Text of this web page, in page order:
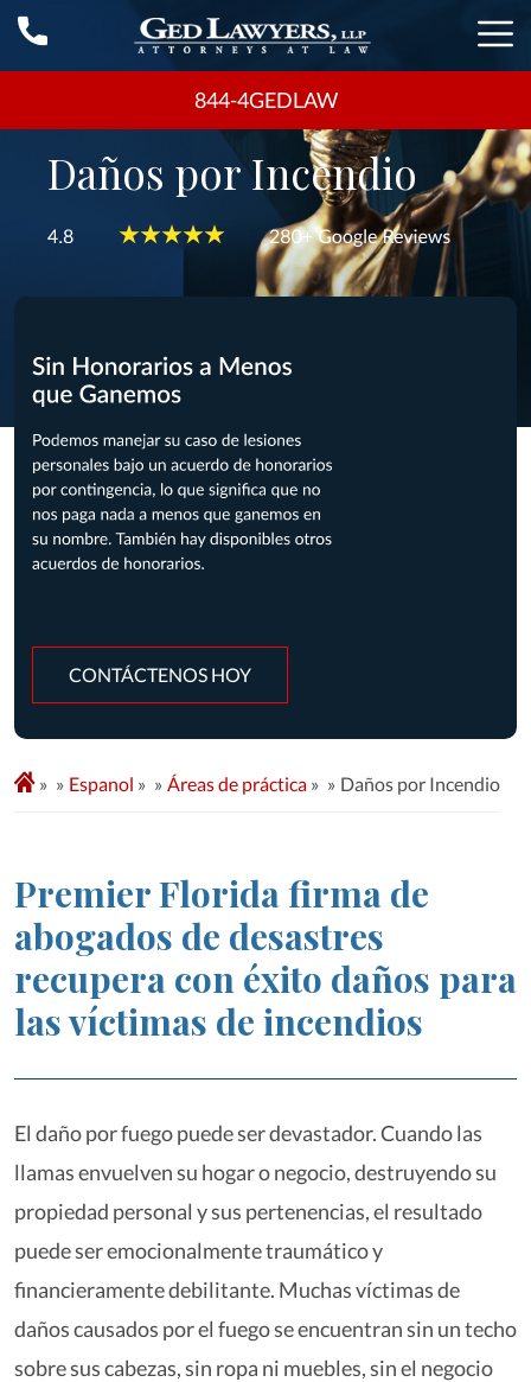
844-4GEDLAW
Daños por Incendio
CONTÁCTENOS HOY
» Espanol » Áreas de práctica » Daños por Incendio
Premier Florida firma de
abogados de desastres
recupera con éxito daños para
las víctimas de incendios
El daño por fuego puede ser devastador. Cuando las
llamas envuelven su hogar o negocio, destruyendo su
propiedad personal y sus pertenencias, el resultado
puede ser emocionalmente traumático y
financieramente debilitante. Muchas víctimas de
daños causados por el fuego se encuentran sin un techo
sobre sus cabezas, sin ropa ni muebles, sin el negocio